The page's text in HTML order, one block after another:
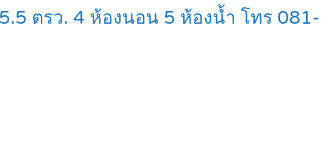
ตรว. 4 ห้องนอน 5 ห้องน้ำ โทร 081-